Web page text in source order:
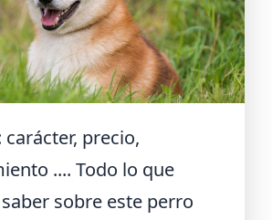
carácter, precio,
.... Todo lo que
sobre este perro